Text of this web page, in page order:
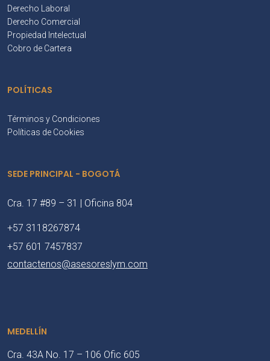
Derecho Laboral
Derecho Comercial
Propiedad Intelectual
Cobro de Cartera
POLÍTICAS
Términos y Condiciones
Políticas de Cookies
SEDE PRINCIPAL - BOGOTÁ
Cra. 17 #89 – 31 | Oficina 804
+57 3118267874
+57 601 7457837
contactenos@asesoreslym.com
MEDELLÍN
Cra. 43A No. 17 – 106 Ofic 605